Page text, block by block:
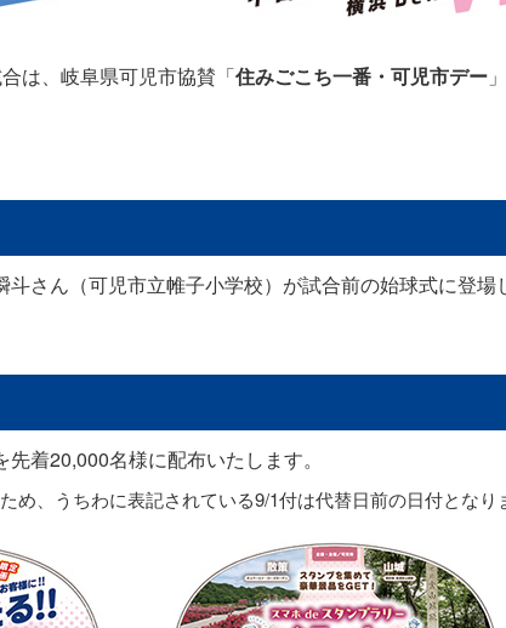
は、岐阜県可児市協賛「住みごこち一番・可児市デー
さん（可児市立帷子小学校）が試合前の始球式に登場
着20,000名様に配布いたします。
め、うちわに表記されている9/1付は代替日前の日付となり